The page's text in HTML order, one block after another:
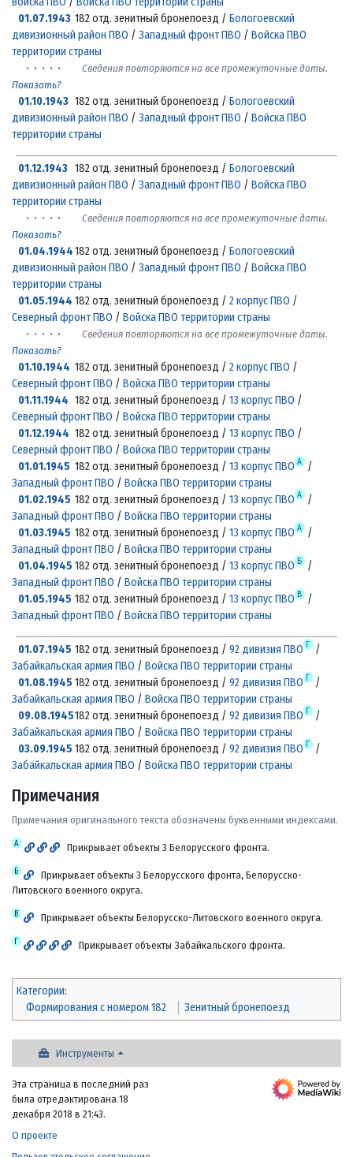
01.07.1943182 отд. зенитный бронепоезд /Бологоевский
дивизионный район ПВО / Западный фронт ПВО / Войска ПВО
территории страны
· · · · ·
Сведения повторяются на все промежуточные даты.
Показать?
01.10.1943182 отд. зенитный бронепоезд /Бологоевский
дивизионный район ПВО / Западный фронт ПВО / Войска ПВО
территории страны
01.12.1943 182 отд. зенитный бронепоезд /Бологоевский
дивизионный район ПВО / Западный фронт ПВО / Войска ПВО
территории страны
· · · · ·
Сведения повторяются на все промежуточные даты.
Показать?
01.04.1944182 отд. зенитный бронепоезд /Бологоевский
дивизионный район ПВО / Западный фронт ПВО / Войска ПВО
территории страны
01.05.1944182 отд. зенитный бронепоезд /2 корпус ПВО /
Северный фронт ПВО / Войска ПВО территории страны
· · · · ·
Сведения повторяются на все промежуточные даты.
Показать?
01.10.1944182 отд. зенитный бронепоезд /2 корпус ПВО /
Северный фронт ПВО / Войска ПВО территории страны
01.11.1944 182 отд. зенитный бронепоезд /13 корпус ПВО /
Северный фронт ПВО / Войска ПВО территории страны
01.12.1944182 отд. зенитный бронепоезд /13 корпус ПВО /
Северный фронт ПВО / Войска ПВО территории страны
01.01.1945182 отд. зенитный бронепоезд /13 корпус ПВО А
/
Западный фронт ПВО / Войска ПВО территории страны
01.02.1945182 отд. зенитный бронепоезд /13 корпус ПВО А
/
Западный фронт ПВО / Войска ПВО территории страны
01.03.1945182 отд. зенитный бронепоезд /13 корпус ПВО А
/
Западный фронт ПВО / Войска ПВО территории страны
01.04.1945182 отд. зенитный бронепоезд /13 корпус ПВО Б
/
Западный фронт ПВО / Войска ПВО территории страны
01.05.1945182 отд. зенитный бронепоезд /13 корпус ПВО В
/
Западный фронт ПВО / Войска ПВО территории страны
01.07.1945182 отд. зенитный бронепоезд /92 дивизия ПВО Г
/
Забайкальская армия ПВО / Войска ПВО территории страны
01.08.1945182 отд. зенитный бронепоезд /92 дивизия ПВО Г
/
Забайкальская армия ПВО / Войска ПВО территории страны
09.08.1945182 отд. зенитный бронепоезд /92 дивизия ПВО Г
/
Забайкальская армия ПВО / Войска ПВО территории страны
03.09.1945182 отд. зенитный бронепоезд /92 дивизия ПВО Г
/
Забайкальская армия ПВО / Войска ПВО территории страны
Примечания
Примечания оригинального текста обозначены буквенными индексами.
А Прикрывает объекты 3 Белорусского фронта.
Б
Прикрывает объекты 3 Белорусского фронта, Белорусско-
Литовского военного округа.
В Прикрывает объекты Белорусско-Литовского военного округа.
Г Прикрывает объекты Забайкальского фронта.
Категории:
Формирования с номером 182
Зенитный бронепоезд
Инструменты
Эта страница в последний раз
была отредактирована 18
декабря 2018 в 21:43.
О проекте